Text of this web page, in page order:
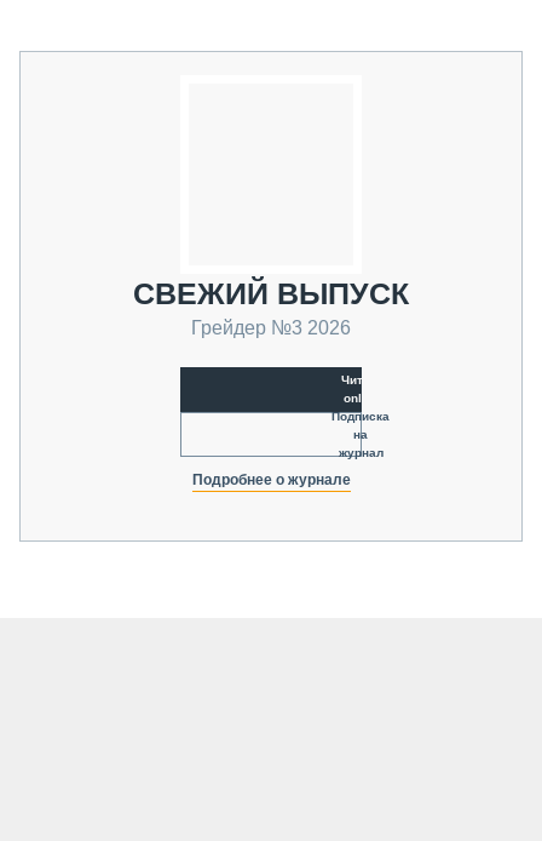
СВЕЖИЙ ВЫПУСК
Грейдер №3 2026
Читать
online
Подписка
на
журнал
Подробнее о журнале